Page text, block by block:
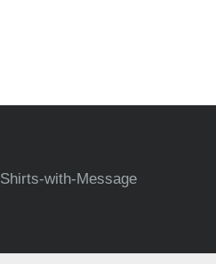
Shirts-with-Message